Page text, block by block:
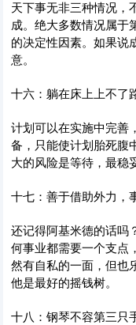
天下事无非三种情况，
成。绝大多数情况属于
的决定性因素。如果说
意。
十六：躺在床上上不了
计划可以在实施中完善
备，只能使计划胎死腹
大的风险是等待，最稳
十七：善于借助外力，
还记得阿基米德的话吗
何事业都需要一个支点
然有自私的一面，但也
他是最好的摇钱树。
十八：钢琴不容第三只